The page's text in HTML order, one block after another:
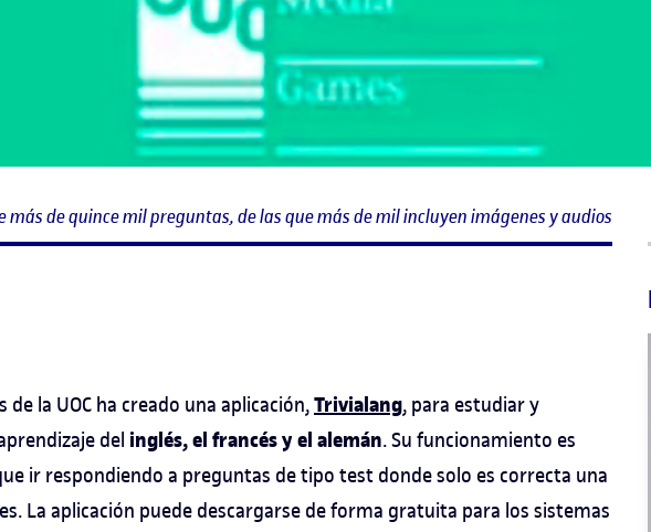
más de quince mil preguntas, de las que más de mil incluyen imágenes y audios
la UOC ha creado una aplicación,Trivialang, para estudiar y
del inglés, el francés y el alemán. Su funcionamiento es
ir respondiendo a preguntas de tipo test donde solo es correcta una
La aplicación puede descargarse de forma gratuita para los sistemas